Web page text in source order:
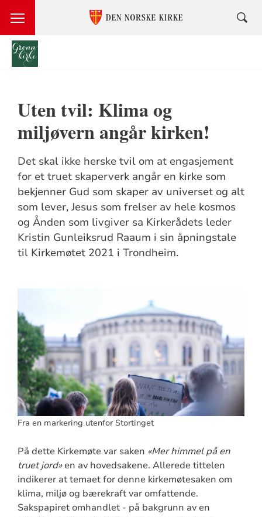
Språkvalg
Uten tvil: Klima og
miljøvern angår kirken!
Det skal ikke herske tvil om at engasjement
for et truet skaperverk angår en kirke som
bekjenner Gud som skaper av universet og alt
som lever, Jesus som frelser av hele kosmos
og Ånden som livgiver sa Kirkerådets leder
Kristin Gunleiksrud Raaum i sin åpningstale
til Kirkemøtet 2021 i Trondheim.
Fra en markering utenfor Stortinget
På dette Kirkemøte var saken «Mer himmel på en
truet jord»en av hovedsakene. Allerede tittelen
indikerer at temaet for denne kirkemøtesaken om
klima, miljø og bærekraft var omfattende.
Sakspapiret omhandlet - på bakgrunn av en